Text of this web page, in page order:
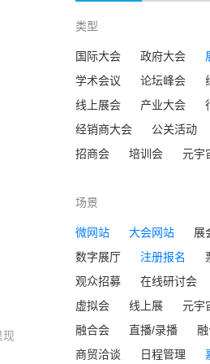
现
类型
国际大会 政府大会
学术会议
论坛峰会
线上展会
产业大会
经销商大会
公关活动
招商会
培训会 元宇
场景
微网站 大会网站
展
数字展厅
注册报名
观众招募
在线研讨会
虚拟会
线上展
元宇
融合会
直播/录播
商贸洽谈
日程管理